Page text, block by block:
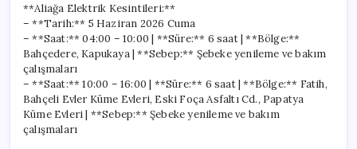
**Aliağa Elektrik Kesintileri:**
– **Tarih:** 5 Haziran 2026 Cuma
– **Saat:** 04:00 – 10:00 | **Süre:** 6 saat | **Bölge:**
Bahçedere, Kapukaya | **Sebep:** Şebeke yenileme ve bakım
çalışmaları
– **Saat:** 10:00 – 16:00 | **Süre:** 6 saat | **Bölge:** Fatih,
Bahçeli Evler Küme Evleri, Eski Foça Asfaltı Cd., Papatya
Küme Evleri | **Sebep:** Şebeke yenileme ve bakım
çalışmaları